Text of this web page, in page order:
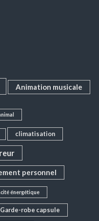
Animation musicale
climatisation
personnel
énergétique
Garde-robe capsule